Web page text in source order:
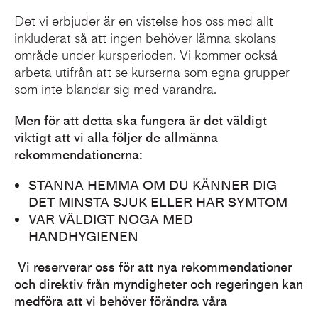
Det vi erbjuder är en vistelse hos oss med allt
inkluderat så att ingen behöver lämna skolans
område under kursperioden. Vi kommer också
arbeta utifrån att se kurserna som egna grupper
som inte blandar sig med varandra.
Men för att detta ska fungera är det väldigt
viktigt att vi alla följer de allmänna
rekommendationerna:
STANNA HEMMA OM DU KÄNNER DIG
DET MINSTA SJUK ELLER HAR SYMTOM
VAR VÄLDIGT NOGA MED
HANDHYGIENEN
Vi reserverar oss för att nya rekommendationer
och direktiv från myndigheter och regeringen kan
medföra att vi behöver förändra våra